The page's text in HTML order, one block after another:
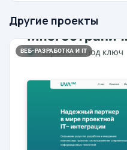
Другие проекты
ВЕБ-РАЗРАБОТКА И IT